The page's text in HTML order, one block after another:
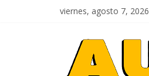
viernes, agosto 7, 2026